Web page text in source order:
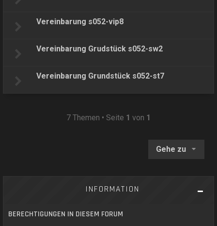
Vereinbarung s052-vip8
Vereinbarung Grudstück s052-sw2
Vereinbarung Grundstück s052-st7
7 Themen • Seite 1 von 1
Gehe zu
INFORMATION
BERECHTIGUNGEN IN DIESEM FORUM